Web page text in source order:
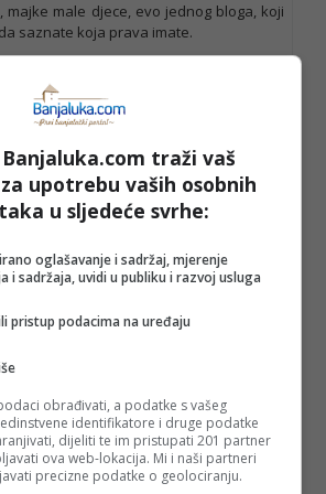
majke male djece, evo jednog bloga, koji
saznate koja prava imate.
za čišćenje emocija
traži vaš
upotrebu vaših osobnih
u sljedeće svrhe:
oglašavanje i sadržaj, mjerenje
i sadržaja, uvidi u publiku i razvoj usluga
pristup podacima na uređaju
obrađivati, a podatke s vašeg
identifikatore i druge podatke
dijeliti te im pristupati 201 partner
ova web-lokacija. Mi i naši partneri
precizne podatke o geolociranju.